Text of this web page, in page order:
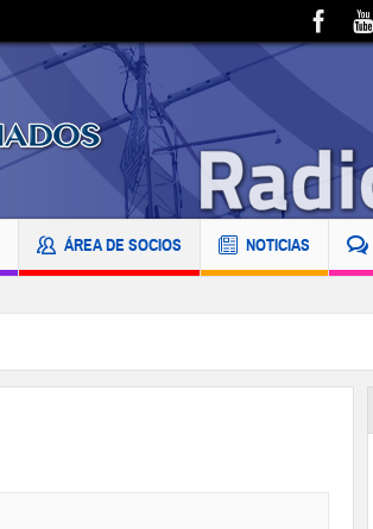
ÁREA DE SOCIOS NOTICIAS